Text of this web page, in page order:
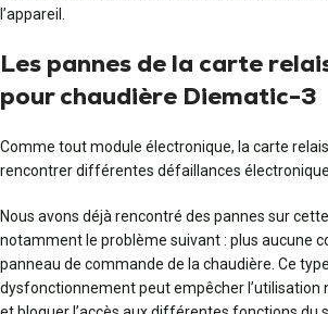
l’appareil.
Les pannes de la carte
pour chaudière Diematic-3
Comme tout module électronique, la carte
rencontrer différentes défaillances
Nous avons déjà rencontré des pannes sur
notamment le problème suivant : plus aucune
panneau de commande de la chaudière. Ce
dysfonctionnement peut empêcher l’utilisation